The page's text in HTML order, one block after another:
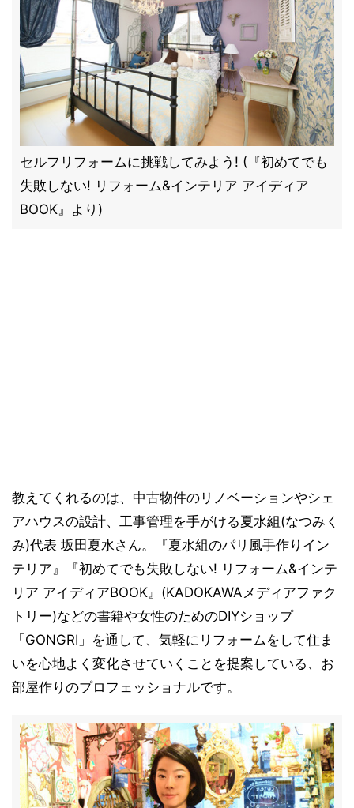
セルフリフォームに挑戦してみよう! (『初めてでも
失敗しない! リフォーム&インテリア アイディア
BOOK』より)
教えてくれるのは、中古物件のリノベーションやシェ
アハウスの設計、工事管理を手がける夏水組(なつみく
み)代表 坂田夏水さん。『夏水組のパリ風手作りイン
テリア』『初めてでも失敗しない! リフォーム&インテ
リア アイディアBOOK』(KADOKAWAメディアファク
トリー)などの書籍や女性のためのDIYショップ
「GONGRI」を通して、気軽にリフォームをして住ま
いを心地よく変化させていくことを提案している、お
部屋作りのプロフェッショナルです。